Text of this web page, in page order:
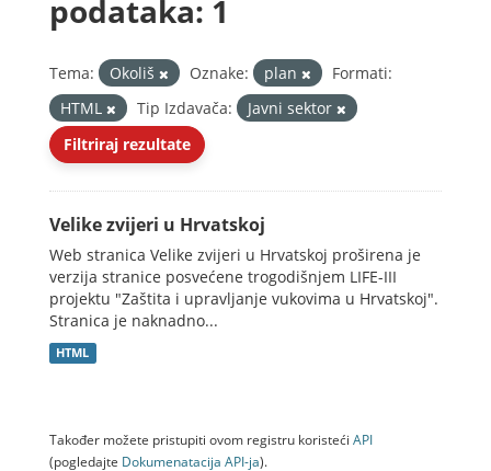
podataka: 1
Tema: Okoliš Oznake: plan
Formati:
HTML
Tip Izdavača:
Javni sektor
Filtriraj rezultate
Velike zvijeri u Hrvatskoj
Web stranica Velike zvijeri u Hrvatskoj proširena je
verzija stranice posvećene trogodišnjem LIFE-III
projektu "Zaštita i upravljanje vukovima u Hrvatskoj".
Stranica je naknadno...
HTML
Također možete pristupiti ovom registru koristeći API
(pogledajte Dokumenаtаcijа API-jа).